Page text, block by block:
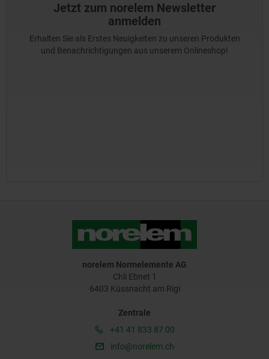
Jetzt zum norelem Newsletter
anmelden
Erhalten Sie als Erstes Neuigkeiten zu unseren Produkten
und Benachrichtigungen aus unserem Onlineshop!
norelem Normelemente AG
Chli Ebnet 1
6403 Küssnacht am Rigi
Zentrale
+41 41 833 87 00
info@norelem.ch